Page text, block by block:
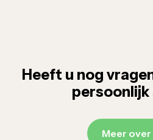
Heeft u nog
persoonlijk
Meer over